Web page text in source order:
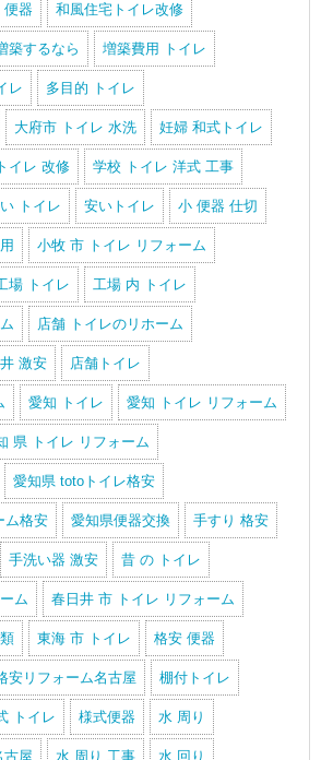
便器 和風住宅トイレ改修
築するなら 増築費用 トイレ
レ 多目的 トイレ
大府市 トイレ 水洗 妊婦 和式トイレ
イレ 改修 学校 トイレ 洋式 工事
トイレ 安いトイレ 小 便器 仕切
小牧 市 トイレ リフォーム
場 トイレ 工場 内 トイレ
店舗 トイレのリホーム
激安 店舗トイレ
愛知 トイレ 愛知 トイレ リフォーム
県 トイレ リフォーム
愛知県 totoトイレ格安
ム格安 愛知県便器交換 手すり 格安
手洗い器 激安 昔 の トイレ
ム 春日井 市 トイレ リフォーム
東海 市 トイレ 格安 便器
安リフォーム名古屋 棚付トイレ
トイレ 様式便器 水 周り
古屋 水 周り 工事 水 回り